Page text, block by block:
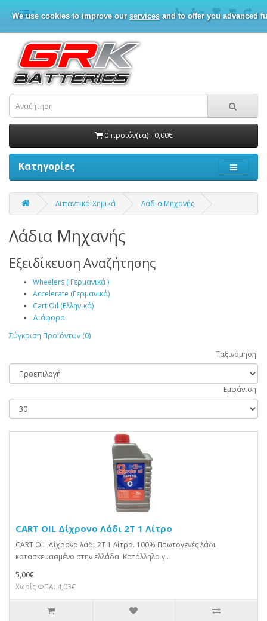
We use cookies to improve our servicesand to offer you advanced
0 προϊόν(τα) - 0,00€
Κατηγορίες
Λιπαντικά-Χημικά Λάδια Μηχανής
Λάδια Μηχανής
Εξειδίκευση Αναζήτησης
Wheelers ( Γερμανικά )
Accelerate (Γερμανικά)
Cart Oil (Ελληνικά)
Διάφορα
Σύγκριση Προϊόντων (0)
Ταξινόμηση:
Εμφάνιση:
CART OIL Δίχρονο Λάδι 2T 1 Λίτρο
CART OIL Δίχρονο λάδι 2T 1 Λίτρο. 100% Πρωτογενές λάδι
κατασκευασμένο στην ελλάδα. Κατάλληλο γ..
5,00€
Χωρίς ΦΠΑ: 4,03€